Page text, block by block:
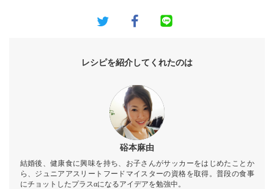
レシピを紹介してくれたのは
硲本麻由
結婚後、健康食に興味を持ち、お子さんがサッカーをはじめたことか
ら、ジュニアアスリートフードマイスターの資格を取得。普段の食事
にチョットしたプラスαになるアイデアを勉強中。